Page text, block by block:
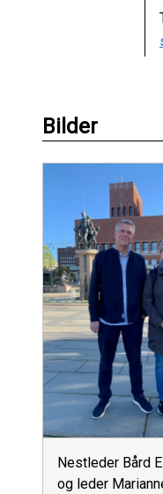
Bilder
Nestleder Bård
og leder